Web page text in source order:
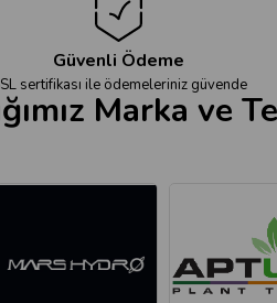
Güvenli Ödeme
sertifikası ile ödemeleriniz güvende
Marka ve